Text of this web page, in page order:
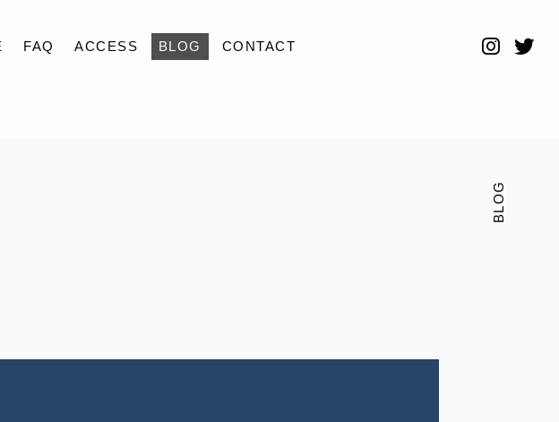
FAQ ACCESS BLOG CONTACT
CONTACT
BLOG